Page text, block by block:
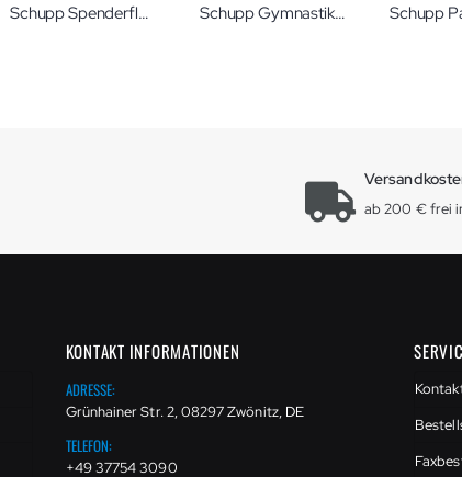
Schupp Spenderflasche leer für Lotionen und Seifen 500 ml Schupp Gymnastikhocker mit Holzsitz Ø 35 cm Hocker
ab 200 € frei
KONTAKT INFORMATIONEN
ADRESSE:
Grünhainer Str. 2, 08297 Zwönitz, DE
TELEFON:
+49 37754 3090